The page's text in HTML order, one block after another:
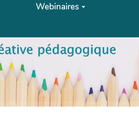
Webinaires